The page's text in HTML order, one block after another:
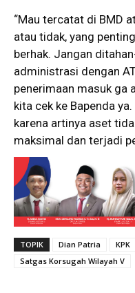
“Mau tercatat di BMD
atau tidak, yang
berhak. Jangan
administrasi dengan
penerimaan masuk ga
kita cek ke Bapenda
karena artinya aset
maksimal dan terjadi
TOPIK Dian Patria KPK
Satgas Korsugah Wilayah V